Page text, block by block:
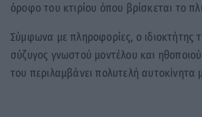
όροφο του κτιρίου όπου βρίσκεται το
Σύμφωνα με πληροφορίες, ο ιδιοκτήτης
σύζυγος γνωστού μοντέλου και
του περιλαμβάνει πολυτελή αυτοκίνητα